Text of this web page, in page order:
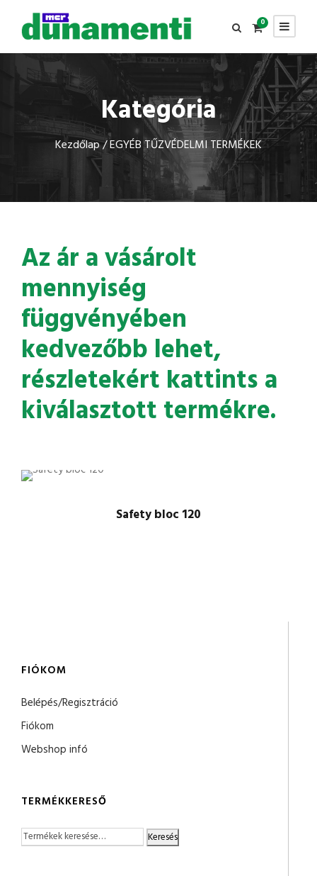
0
Kategória
Kezdőlap/ EGYÉB TŰZVÉDELMI TERMÉKEK
Az ár a vásárolt
mennyiség
függvényében
kedvezőbb lehet,
részletekért kattints a
kiválasztott termékre.
Safety bloc 120
FIÓKOM
Belépés/Regisztráció
Fiókom
Webshop infó
TERMÉKKERESŐ
Keresés